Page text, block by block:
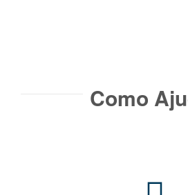
Como